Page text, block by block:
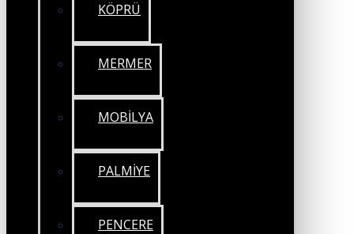
KÖPRÜ
MERMER
MOBİLYA
PALMİYE
PENCERE